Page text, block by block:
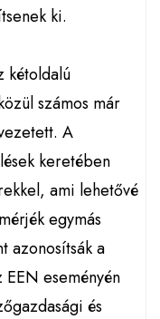
ki.
kétoldalú
számos már
A
keretében
ami lehetővé
egymás
azonosítsák a
eseményén
és